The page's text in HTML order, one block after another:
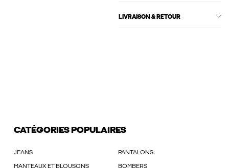
LIVRAISON & RETOUR
CATÉGORIES POPULAIRES
JEANS PANTALONS
MANTEAUX ET BLOUSONS BOMBERS